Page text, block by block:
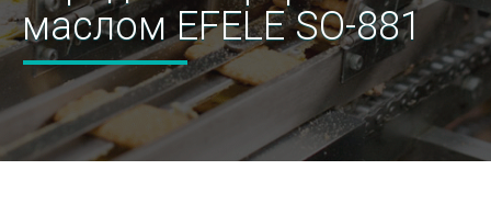
маслом EFELE SO-881